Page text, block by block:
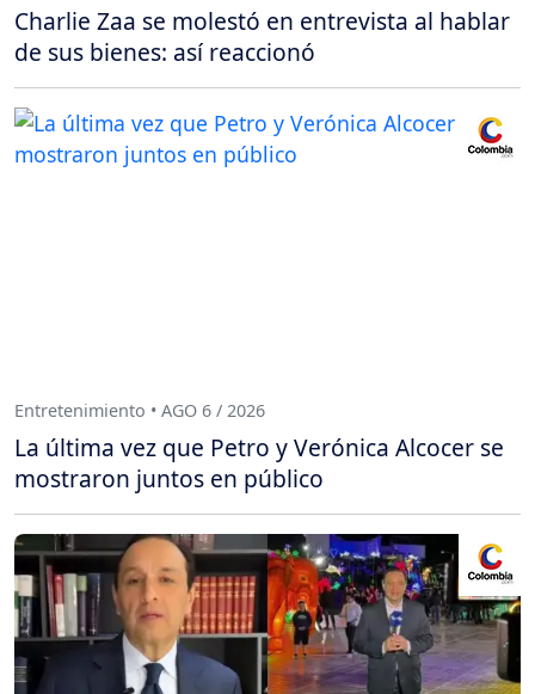
Charlie Zaa se molestó en entrevista al hablar
de sus bienes: así reaccionó
Entretenimiento • AGO 6 / 2026
La última vez que Petro y Verónica Alcocer se
mostraron juntos en público